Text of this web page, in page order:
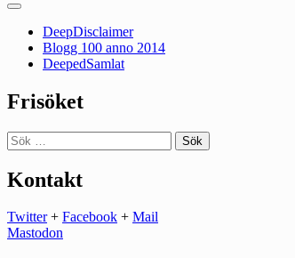
Primär
DeepDisclaimer
Blogg 100 anno 2014
DeepedSamlat
Frisöket
Sök
efter:
Kontakt
Twitter+ Facebook + Mail
Mastodon